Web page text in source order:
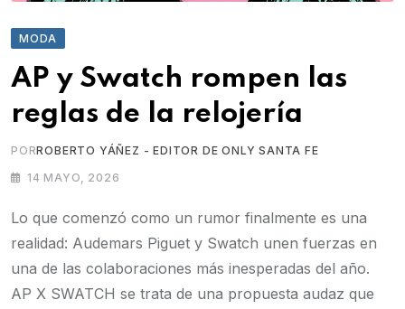
MODA
AP y Swatch rompen las
reglas de la relojería
PORROBERTO YÁÑEZ - EDITOR DE ONLY SANTA FE
14 MAYO, 2026
Lo que comenzó como un rumor finalmente es una
realidad: Audemars Piguet y Swatch unen fuerzas en
una de las colaboraciones más inesperadas del año.
AP X SWATCH se trata de una propuesta audaz que